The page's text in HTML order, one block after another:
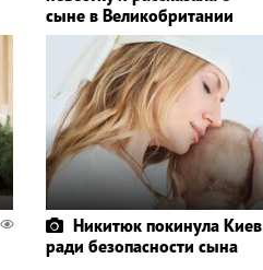
сыне в Великобритании
Никитюк покинула Киев
ради безопасности сына